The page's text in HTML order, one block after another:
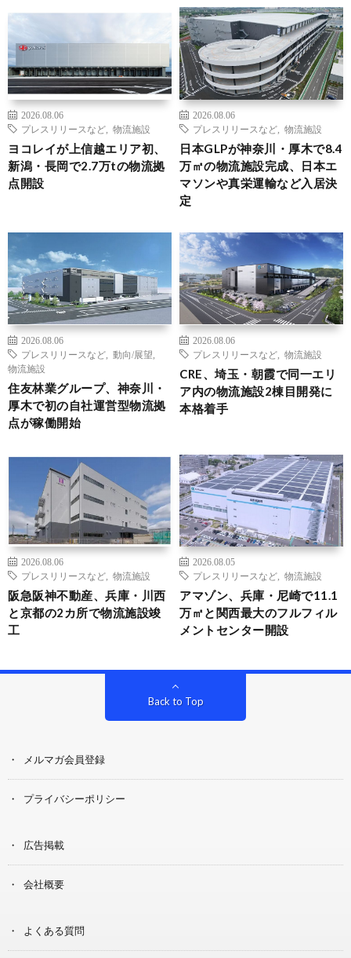
2026.08.06
プレスリリースなど
物流施設
ヨコレイが上信越エリア初、
新潟・長岡で2.7万tの物流拠
点開設
2026.08.06
プレスリリースなど
物流施設
日本GLPが神奈川・厚木で8.4
万㎡の物流施設完成、日本エ
マソンや真栄運輸など入居決
定
2026.08.06
プレスリリースなど
動向/展望
物流施設
住友林業グループ、神奈川・
厚木で初の自社運営型物流拠
点が稼働開始
2026.08.06
プレスリリースなど
物流施設
CRE、埼玉・朝霞で同一エリ
ア内の物流施設2棟目開発に
本格着手
2026.08.06
プレスリリースなど
物流施設
阪急阪神不動産、兵庫・川西
と京都の2カ所で物流施設竣
工
2026.08.05
プレスリリースなど
物流施設
アマゾン、兵庫・尼崎で11.1
万㎡と関西最大のフルフィル
メントセンター開設
Back to Top
メルマガ会員登録
プライバシーポリシー
広告掲載
会社概要
よくある質問